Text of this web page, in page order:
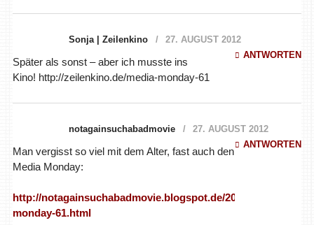
Sonja | Zeilenkino
27. AUGUST 2012
ANTWORTEN
Später als sonst – aber ich musste ins
Kino! http://zeilenkino.de/media-monday-61
notagainsuchabadmovie
27. AUGUST 2012
ANTWORTEN
Man vergisst so viel mit dem Alter, fast auch den
Media Monday:
http://notagainsuchabadmovie.blogspot.de/2012/08/media-
monday-61.html